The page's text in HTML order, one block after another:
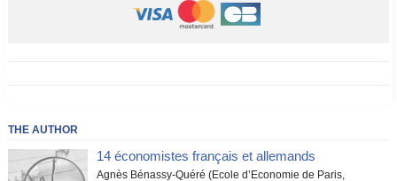
THE AUTHOR
14 économistes français et allemands
Agnès Bénassy-Quéré (Ecole d’Economie de Paris,